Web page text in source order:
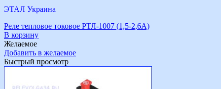
ЭТАЛ Украина
Реле тепловое токовое РТЛ-1007 (1,5-2,6А)
В корзину
Желаемое
Добавить в желаемое
Быстрый просмотр